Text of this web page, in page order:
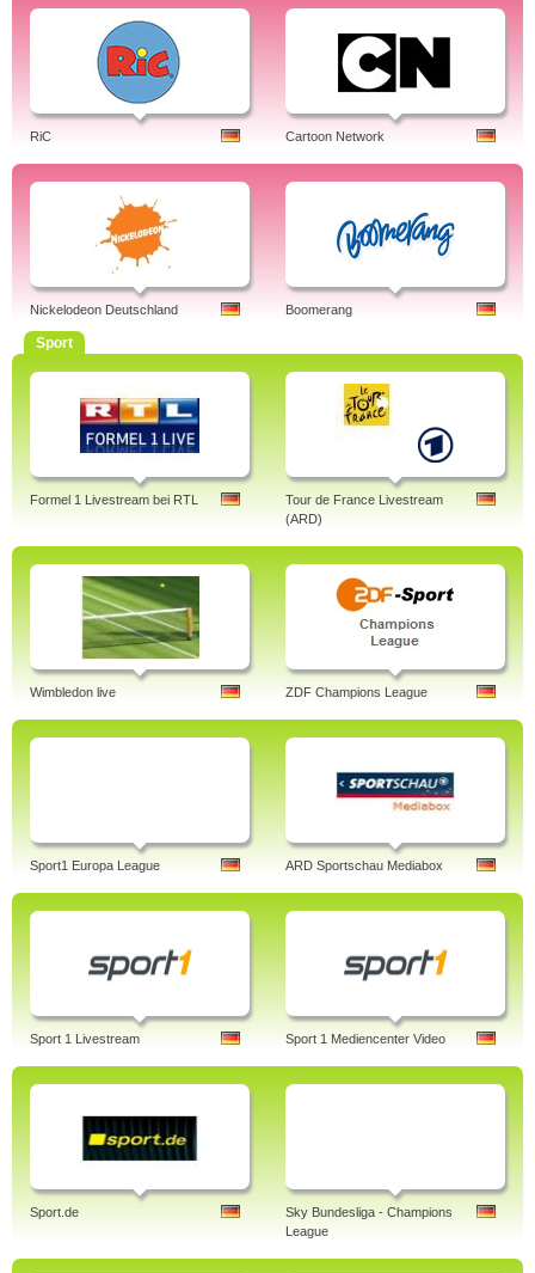
RiC Cartoon Network
Nickelodeon Deutschland Boomerang
Sport
Formel 1 Livestream bei RTL
Tour de France Livestream
(ARD)
Wimbledon live ZDF Champions League
Sport1 Europa League ARD Sportschau Mediabox
Sport 1 Livestream Sport 1 Mediencenter Video
Sport.de
Sky Bundesliga - Champions
League